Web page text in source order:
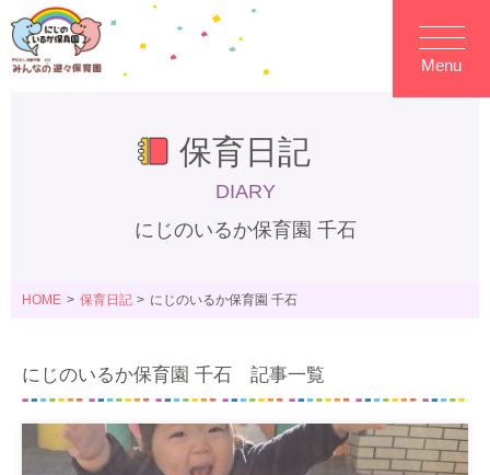
Menu
保育日記
DIARY
にじのいるか保育園 千石
HOME 保育日記 にじのいるか保育園 千石
にじのいるか保育園 千石 記事一覧